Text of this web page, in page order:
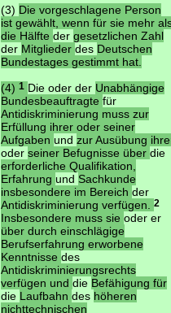
(3) Die vorgeschlagene Person
ist gewählt, wenn für sie mehr
die Hälftedergesetzlichen Zahl
der Mitgliederdes Deutschen
Bundestages gestimmt hat.
(4)1 Die oder der Unabhängige
Bundesbeauftragtefür
Antidiskriminierung muss zur
Erfüllung ihrer oder seiner
Aufgabenundzur Ausübung
oderseiner Befugnisse überdie
erforderliche Qualifikation,
ErfahrungundSachkunde
insbesondere im Bereichder
Antidiskriminierung verfügen.2
Insbesondere muss sieoder er
über durch einschlägige
Berufserfahrung erworbene
Kenntnissedes
Antidiskriminierungsrechts
verfügen unddie Befähigung für
die Laufbahndes höheren
nichttechnischen